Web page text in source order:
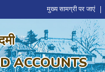
मुख्य सामग्री पर जाएं
ACCOUNTS